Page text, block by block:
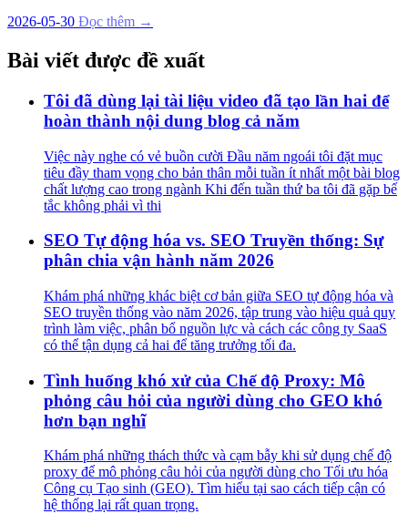
2026-05-30 Đọc thêm →
Bài viết được đề xuất
Tôi đã dùng lại tài liệu video đã tạo lần hai để
hoàn thành nội dung blog cả năm
Việc này nghe có vẻ buồn cười Đầu năm ngoái tôi đặt mục
tiêu đầy tham vọng cho bản thân mỗi tuần ít nhất một bài blog
chất lượng cao trong ngành Khi đến tuần thứ ba tôi đã gặp bế
tắc không phải vì thi
SEO Tự động hóa vs. SEO Truyền thống: Sự
phân chia vận hành năm 2026
Khám phá những khác biệt cơ bản giữa SEO tự động hóa và
SEO truyền thống vào năm 2026, tập trung vào hiệu quả quy
trình làm việc, phân bổ nguồn lực và cách các công ty SaaS
có thể tận dụng cả hai để tăng trưởng tối đa.
Tình huống khó xử của Chế độ Proxy: Mô
phỏng câu hỏi của người dùng cho GEO khó
hơn bạn nghĩ
Khám phá những thách thức và cạm bẫy khi sử dụng chế độ
proxy để mô phỏng câu hỏi của người dùng cho Tối ưu hóa
Công cụ Tạo sinh (GEO). Tìm hiểu tại sao cách tiếp cận có
hệ thống lại rất quan trọng.